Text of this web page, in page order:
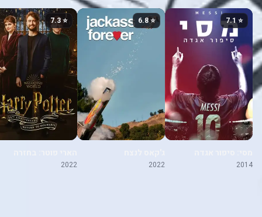
⭐ 7.1
2014
⭐ 6.8
2022
⭐ 7.3
להוגוורטס
2022